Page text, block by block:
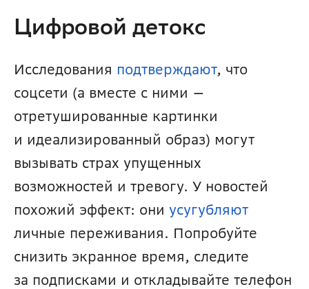
Цифровой детокс
Исследования подтверждают, что
соцсети (а вместе с ними —
отретушированные картинки
и идеализированный образ) могут
вызывать страх упущенных
возможностей и тревогу. У новостей
похожий эффект: они усугубляют
личные переживания. Попробуйте
снизить экранное время, следите
за подписками и откладывайте телефон